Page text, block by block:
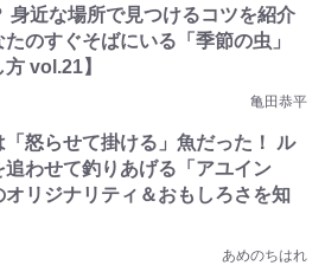
身近な場所で見つけるコツを紹介
たのすぐそばにいる「季節の虫」
vol.21】
亀田恭平
「怒らせて掛ける」魚だった！ ル
追わせて釣りあげる「アユイン
オリジナリティ＆おもしろさを知
あめのちはれ